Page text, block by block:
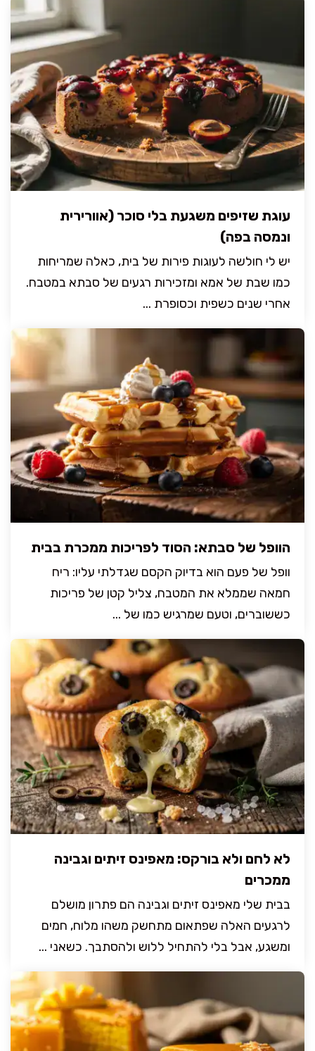
עוגת שזיפים משגעת בלי סוכר (אוורירית
ונמסה בפה)
יש לי חולשה לעוגות פירות של בית, כאלה שמריחות
כמו שבת של אמא ומזכירות רגעים של סבתא במטבח.
אחרי שנים כשפית וכסופרת ...
הוופל של סבתא: הסוד לפריכות ממכרת בבית
וופל של פעם הוא בדיוק הקסם שגדלתי עליו: ריח
חמאה שממלא את המטבח, צליל קטן של פריכות
כששוברים, וטעם שמרגיש כמו של ...
לא לחם ולא בורקס: מאפינס זיתים וגבינה
ממכרים
בבית שלי מאפינס זיתים וגבינה הם פתרון מושלם
לרגעים האלה שפתאום מתחשק משהו מלוח, חמים
ומשגע, אבל בלי להתחיל ללוש ולהסתבך. כשאני ...